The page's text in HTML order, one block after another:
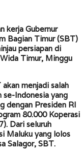
kerja Gubernur
Bagian Timur (SBT)
persiapan di
Timur, Minggu
menjadi salah
se-Indonesia yang
dengan Presiden RI
80.000 Koperasi
Dari seluruh
Maluku yang lolos
Salagor, SBT.